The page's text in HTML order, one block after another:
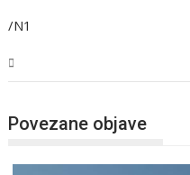
/N1
Povezane objave